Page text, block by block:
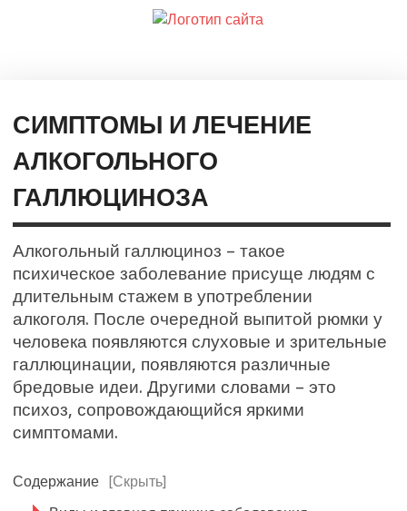
СИМПТОМЫ И ЛЕЧЕНИЕ
АЛКОГОЛЬНОГО
ГАЛЛЮЦИНОЗА
Алкогольный галлюциноз – такое
психическое заболевание присуще людям с
длительным стажем в употреблении
алкоголя. После очередной выпитой рюмки у
человека появляются слуховые и зрительные
галлюцинации, появляются различные
бредовые идеи. Другими словами – это
психоз, сопровождающийся яркими
симптомами.
Содержание
[Скрыть]